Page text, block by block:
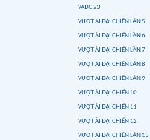
VAĐC 23
VƯỢT ẢI ĐẠI CHIẾN LẦN 5
VƯỢT ẢI ĐẠI CHIẾN LẦN 6
VƯỢT ẢI ĐẠI CHIẾN LẦN 7
VƯỢT ẢI ĐẠI CHIẾN LẦN 8
VƯỢT ẢI ĐẠI CHIẾN LẦN 9
VƯỢT ẢI ĐẠI CHIẾN 10
VƯỢT ẢI ĐẠI CHIẾN 11
VƯỢT ẢI ĐẠI CHIẾN 12
VƯỢT ẢI ĐẠI CHIẾN LẦN 13